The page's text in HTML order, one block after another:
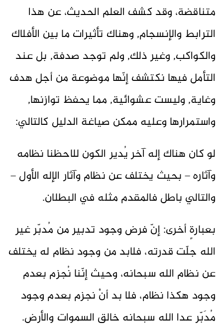
متناقضة، وقد كشف العلم الحديث، عن هذا
الترابط والإنسجام, وهناك تأثيرات ما بين الأفلاك
والكواكب, وغير ذلك, ولم توجد صدفة, بل عند
التأمل فيها نكتشف إنّها موضوعة من أجل هدف
وغاية, وليست عشوائية, مما يحفظ توازنها,
واستمرارها وعليه ممكن صياغة الدليل كالتالي:
لو كان هناك إله آخر يُدير الكون للاحظنا نظامه
وآثاره – بحيث يختلف عن نظام وآثار الإله الأول –
والتالي باطل فالمقدم مثله في البطلان.
بعبارةٍ أخرى: إنّ فرض وجود تدبير من مُدبّر غير
الله جلّت قدرته، فلابد من وجود نظام له يختلف
عن نظام الله سبحانه، وحيث إنّنا نُجزم بعدم
وجود هكذا نظام، فلا بد أنْ نجزم بعدم وجود
مُدَبّر عدا الله سبحانه خالق السموات والأرض.